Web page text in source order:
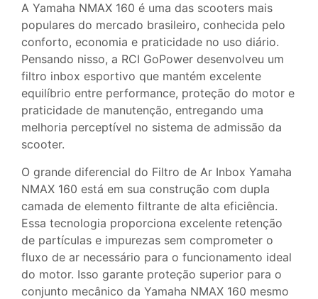
A Yamaha NMAX 160 é uma das scooters mais
populares do mercado brasileiro, conhecida pelo
conforto, economia e praticidade no uso diário.
Pensando nisso, a RCI GoPower desenvolveu um
filtro inbox esportivo que mantém excelente
equilíbrio entre performance, proteção do motor e
praticidade de manutenção, entregando uma
melhoria perceptível no sistema de admissão da
scooter.
O grande diferencial do Filtro de Ar Inbox Yamaha
NMAX 160 está em sua construção com dupla
camada de elemento filtrante de alta eficiência.
Essa tecnologia proporciona excelente retenção
de partículas e impurezas sem comprometer o
fluxo de ar necessário para o funcionamento ideal
do motor. Isso garante proteção superior para o
conjunto mecânico da Yamaha NMAX 160 mesmo